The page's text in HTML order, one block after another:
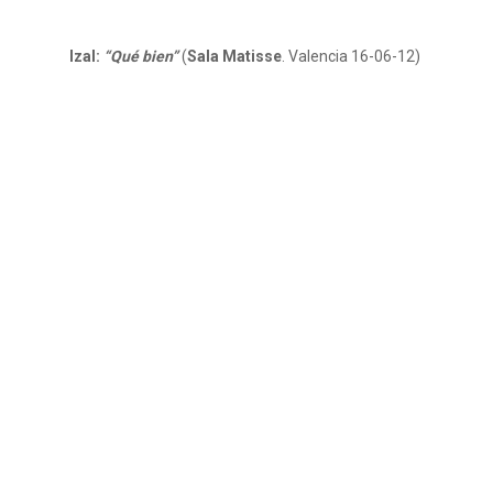
Izal: “Qué bien”(Sala Matisse. Valencia 16-06-12)